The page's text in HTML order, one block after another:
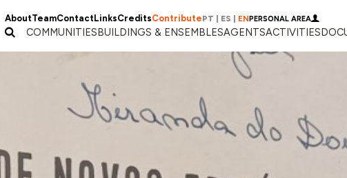
AboutTeamContactLinksCreditsContributePT ES ENPERSONAL AREA
COMMUNITIESBUILDINGS & ENSEMBLESAGENTSACTIVITIES